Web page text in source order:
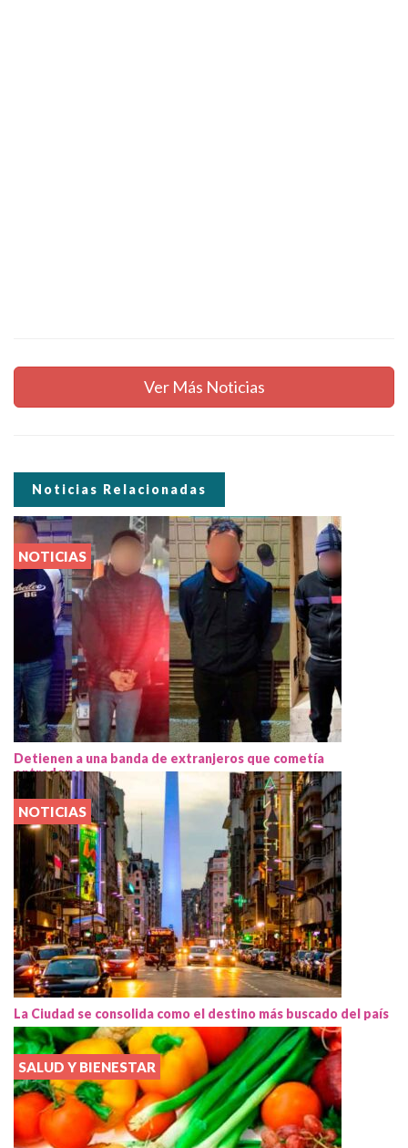
Ver Más Noticias
Noticias Relacionadas
NOTICIAS
Detienen a una banda de extranjeros que cometía
entraderas
NOTICIAS
La Ciudad se consolida como el destino más buscado del país
SALUD Y BIENESTAR